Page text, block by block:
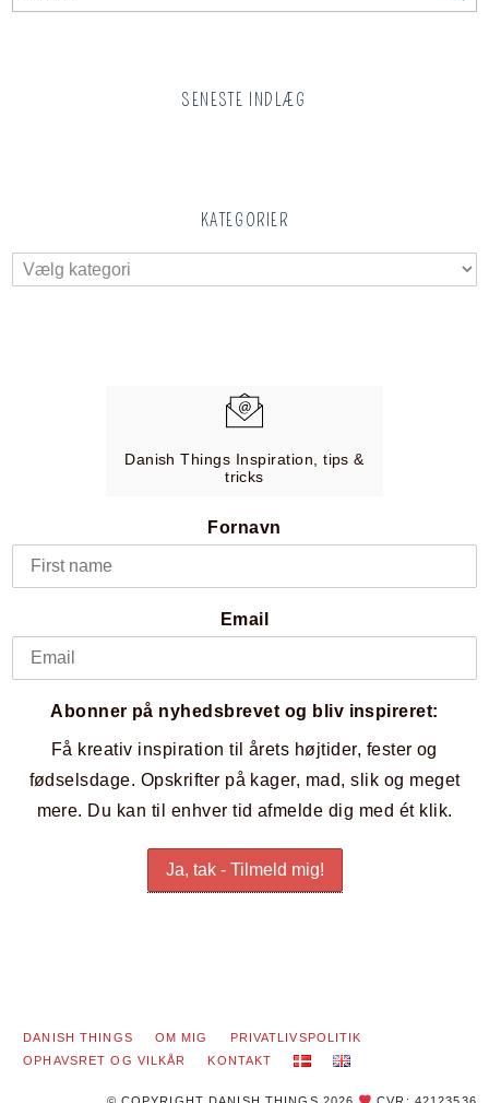
SENESTE INDLÆG
KATEGORIER
Danish Things Inspiration, tips &
tricks
Fornavn
Email
Abonner på nyhedsbrevet og bliv inspireret:
Få kreativ inspiration til årets højtider, fester og
fødselsdage. Opskrifter på kager, mad, slik og meget
mere. Du kan til enhver tid afmelde dig med ét klik.
DANISH THINGS OM MIG
PRIVATLIVSPOLITIK
OPHAVSRET OG VILKÅR
KONTAKT